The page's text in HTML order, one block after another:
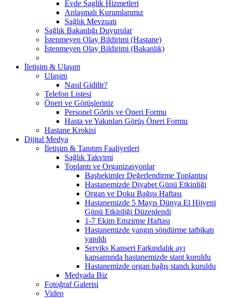
Evde Saglik Hizmetleri
Anlaşmalı Kurumlarımız
Sağlık Mevzuatı
Sağlık Bakanlığı Duyurular
İstenmeyen Olay Bildirimi (Hastane)
İstenmeyen Olay Bildirimi (Bakanlık)
İletişim & Ulaşım
Ulaşım
Nasıl Gidilir?
Telefon Listesi
Öneri ve Görüşleriniz
Personel Görüş ve Öneri Formu
Hasta ve Yakınları Görüş Öneri Formu
Hastane Krokisi
Dijital Medya
İletişim & Tanıtım Faaliyetleri
Sağlık Takvimi
Toplantı ve Organizasyonlar
Başhekimler Değerlendirme Toplantısı
Hastanemizde Diyabet Günü Etkinliği
Organ ve Doku Bağışı Haftası
Hastanemizde 5 Mayıs Dünya El Hijyeni
Günü Etkinliği Düzenlendi
1-7 Ekim Emzirme Haftası
Hastanemizde yangın söndürme tatbikatı
yapıldı
Serviks Kanseri Farkındalık ayı
kapsamında hastanemizde stant kuruldu
Hastanemizde organ bağış standı kuruldu
Medyada Biz
Fotoğraf Galerisi
Video